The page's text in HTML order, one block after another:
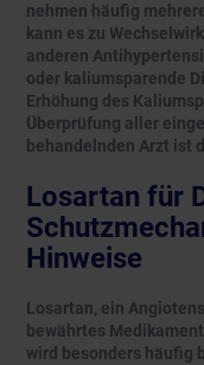
nehmen häufig
kann es zu
anderen
oder kaliumsparende
Erhöhung des
Überprüfung aller
behandelnden Arzt ist
Losartan für
Hinweise
Losartan, ein
bewährtes
wird besonders häufig